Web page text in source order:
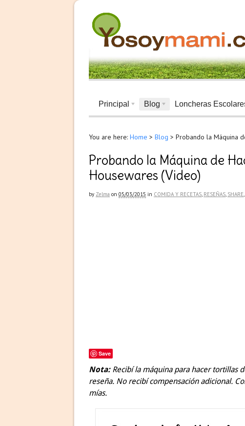
Principal
Blog Loncheras
You are here: Home > Blog > Probando la Máquina
Probando la Máquina de
Housewares (Video)
by Zelma on 05/03/2015 in COMIDA Y RECETAS, RESEÑAS, SHARE,
Save
Nota:Recibí la máquina para hacer tortillas
reseña. No recibí compensación adicional.
mías.